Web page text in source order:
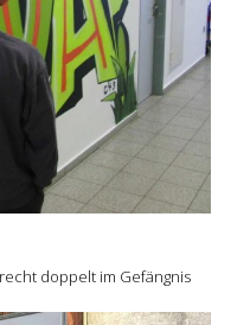
doppelt im Gefängnis